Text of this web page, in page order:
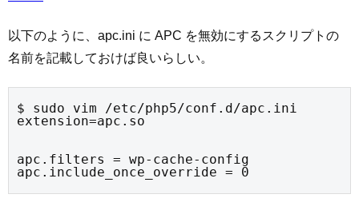
以下のように、apc.ini に APC を無効にするスクリプトの
名前を記載しておけば良いらしい。
$ sudo vim /etc/php5/conf.d/apc.ini
extension=apc.so
apc.filters = wp-cache-config
apc.include_once_override = 0